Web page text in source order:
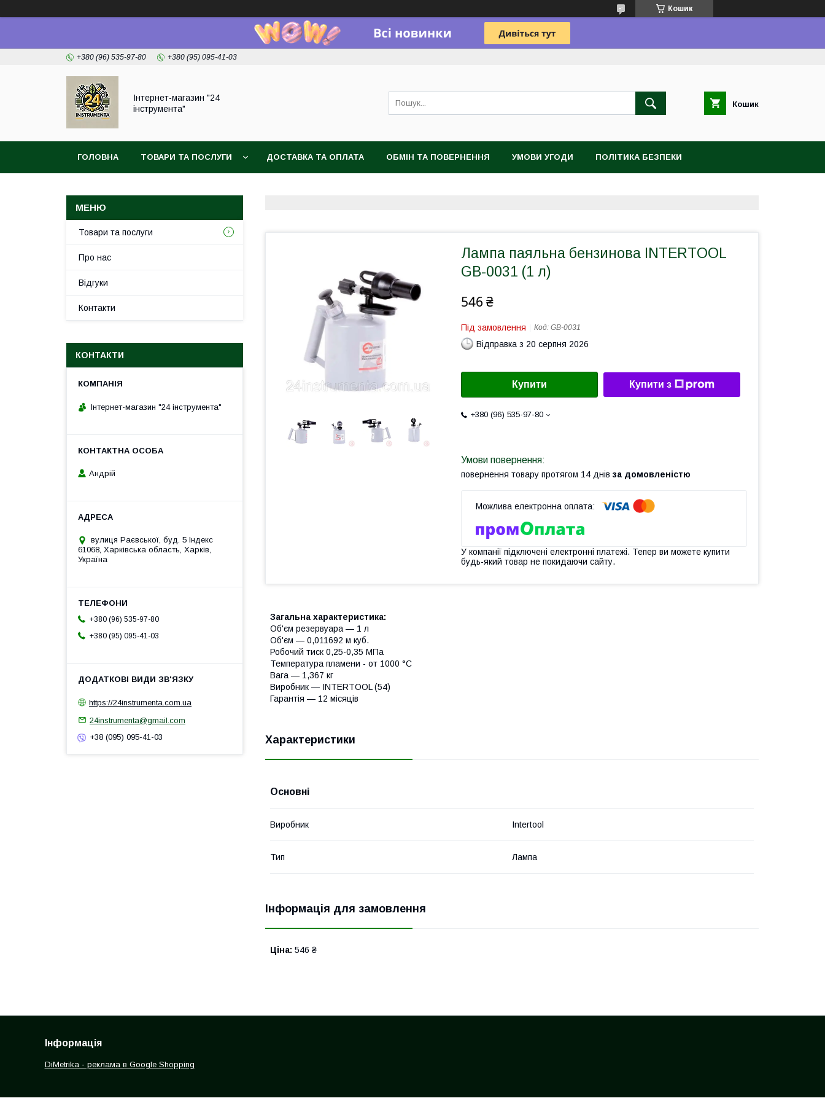
Кошик
+380 (96) 535-97-80 +380 (95) 095-41-03
Інтернет-магазин "24
інструмента"
Кошик
ГОЛОВНА ТОВАРИ ТА ПОСЛУГИ ДОСТАВКА ТА ОПЛАТА ОБМІН ТА ПОВЕРНЕННЯ УМОВИ УГОДИ ПОЛІТИКА БЕЗПЕКИ
Лампа паяльна бензинова INTERTOOL
GB-0031 (1 л)
546 ₴
Під замовлення Код: GB-0031
Відправка з 20 серпня 2026
Купити Купити з
+380 (96) 535-97-80
повернення товару протягом 14 днів за домовленістю
У компанії підключені електронні платежі. Тепер ви можете купити
будь-який товар не покидаючи сайту.
Загальна характеристика:
Об'єм резервуара — 1 л
Об'єм — 0,011692 м куб.
Робочий тиск 0,25-0,35 МПа
Температура пламени - от 1000 °С
Вага — 1,367 кг
Виробник — INTERTOOL (54)
Гарантія — 12 місяців
Характеристики
Основні
Виробник Intertool
Тип Лампа
Інформація для замовлення
Ціна: 546 ₴
Товари та послуги
Про нас
Відгуки
Контакти
КОНТАКТИ
Інтернет-магазин "24 інструмента"
Андрій
вулиця Раєвської, буд. 5 Індекс
61068, Харківська область, Харків,
Україна
+380 (96) 535-97-80
+380 (95) 095-41-03
https://24instrumenta.com.ua
24instrumenta@gmail.com
+38 (095) 095-41-03
Інформація
DiMetrika - реклама в Google Shopping